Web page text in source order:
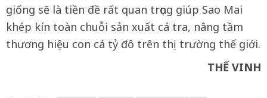
giống sẽ là tiền đề rất quan trọng giúp Sao Mai
khép kín toàn chuỗi sản xuất cá tra, nâng tầm
thương hiệu con cá tỷ đô trên thị trường thế giới.
THẾ VINH